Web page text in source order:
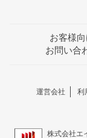
お客様向
お問い合
運営会社 利
株式会社エ